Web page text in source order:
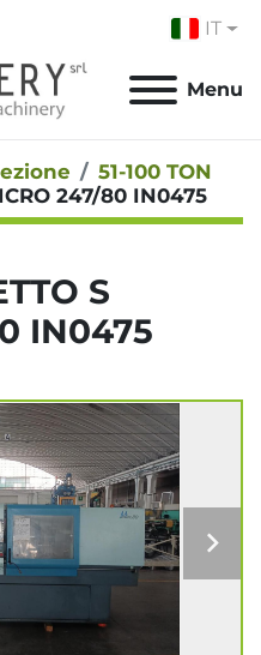
IT
Menu
51-100 TON
247/80 IN0475
S
IN0475